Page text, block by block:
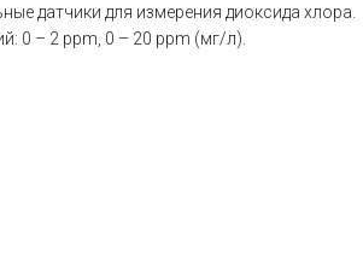
датчики для измерения диоксида хлора.
0 – 2 ppm, 0 – 20 ppm (мг/л).